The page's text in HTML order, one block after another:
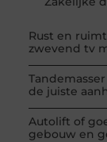
Rust en
zwevend tv
de juiste
Autolift of
gebouw en